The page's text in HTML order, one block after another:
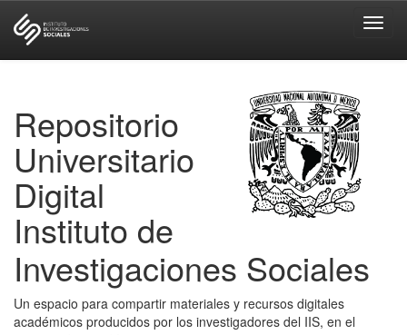
Repositorio
Universitario
Digital
Instituto de
Investigaciones Sociales
Un espacio para compartir materiales y recursos digitales
académicos producidos por los investigadores del IIS, en el